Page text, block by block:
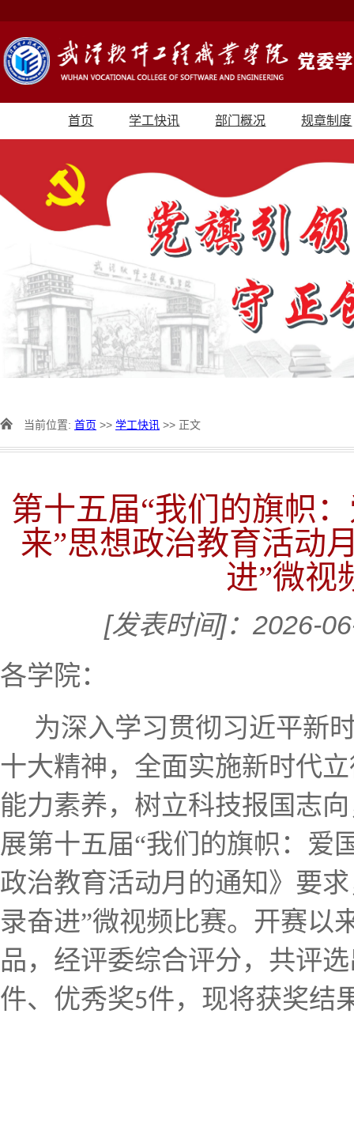
首页 学工快讯 部门概况 规章制度
当前位置: 首页 >> 学工快讯 >> 正文
第十五届“我们的旗帜
来”思想政治教育活动
进”微视
[发表时间]：2026-
各学院：
为深入学习贯彻习近平新
十大精神，全面实施新时代
能力素养，树立科技报国志
展第十五届“我们的旗帜：爱
政治教育活动月的通知》要
录奋进”微视频比赛。开赛以
品，经评委综合评分，共评
件、优秀奖5件，现将获奖结